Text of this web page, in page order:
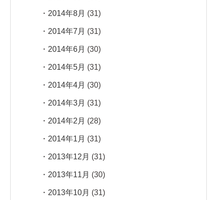
2014年8月 (31)
2014年7月 (31)
2014年6月 (30)
2014年5月 (31)
2014年4月 (30)
2014年3月 (31)
2014年2月 (28)
2014年1月 (31)
2013年12月 (31)
2013年11月 (30)
2013年10月 (31)